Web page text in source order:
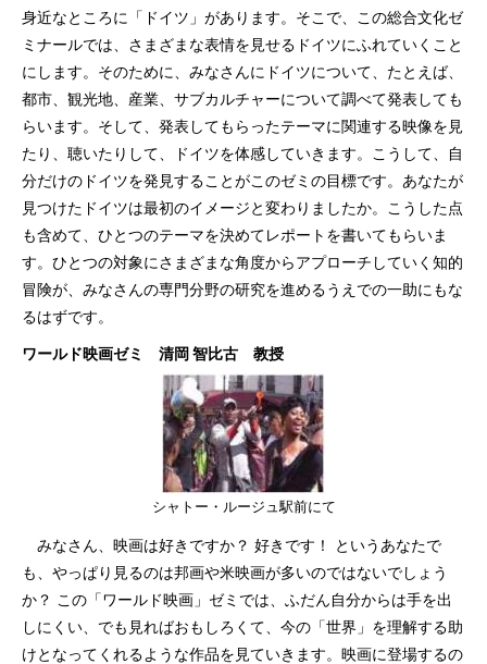
身近なところに「ドイツ」があります。そこで、この総合文化ゼ
ミナールでは、さまざまな表情を見せるドイツにふれていくこと
にします。そのために、みなさんにドイツについて、たとえば、
都市、観光地、産業、サブカルチャーについて調べて発表しても
らいます。そして、発表してもらったテーマに関連する映像を見
たり、聴いたりして、ドイツを体感していきます。こうして、自
分だけのドイツを発見することがこのゼミの目標です。あなたが
見つけたドイツは最初のイメージと変わりましたか。こうした点
も含めて、ひとつのテーマを決めてレポートを書いてもらいま
す。ひとつの対象にさまざまな角度からアプローチしていく知的
冒険が、みなさんの専門分野の研究を進めるうえでの一助にもな
るはずです。
ワールド映画ゼミ 清岡 智比古 教授
シャトー・ルージュ駅前にて
みなさん、映画は好きですか？ 好きです！ というあなたで
も、やっぱり見るのは邦画や米映画が多いのではないでしょう
か？ この「ワールド映画」ゼミでは、ふだん自分からは手を出
しにくい、でも見ればおもしろくて、今の「世界」を理解する助
けとなってくれるような作品を見ていきます。映画に登場するの